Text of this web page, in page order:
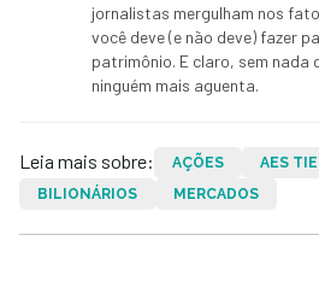
jornalistas mergulham nos
você deve (e não deve) fazer
patrimônio. E claro, sem nada
ninguém mais aguenta.
Leia mais sobre: AÇÕES AES
BILIONÁRIOS
MERCADOS